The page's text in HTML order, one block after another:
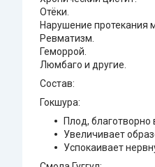
Отёки.
Нарушение протекания
Ревматизм.
Геморрой.
Люмбаго и другие.
Состав:
Гокшура:
Плод,
Увеличивает
Успокаивает